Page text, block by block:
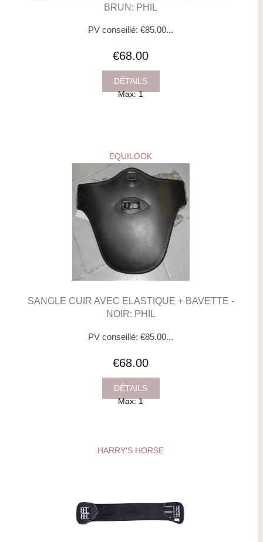
BRUN: PHIL
PV conseillé: €85.00...
€68.00
DÉTAILS
Max: 1
EQUILOOK
SANGLE CUIR AVEC ELASTIQUE + BAVETTE -
NOIR: PHIL
PV conseillé: €85.00...
€68.00
DÉTAILS
Max: 1
HARRY'S HORSE